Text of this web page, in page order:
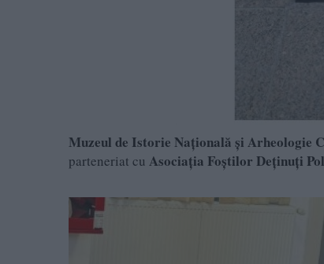
Muzeul de Istorie Națională și Arheologie
parteneriat cu Asociația Foștilor Deținuți